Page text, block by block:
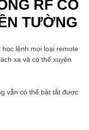
RF CÓ
TƯỜNG
lệnh mọi loại remote
xa và có thể xuyên
vẫn có thể bật tắt được